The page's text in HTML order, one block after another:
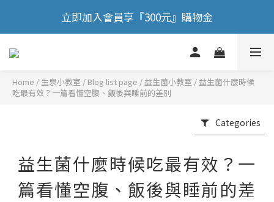
🎉 歡慶88節，滿額送膠原蛋白正貨！！
立即加入會員享『300元』購物金
🎉 歡慶88節，滿額送膠原蛋白正貨！！
Home / Blog list page /益生菌小教室 /益生菌什麼時候
吃最有效？一篇看懂空腹、飯後與睡前的差別
Categories
益生菌什麼時候吃最有效？一
篇看懂空腹、飯後與睡前的差